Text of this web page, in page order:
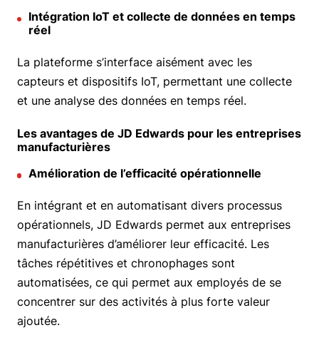
Intégration IoT et collecte de données en temps
réel
La plateforme s’interface aisément avec les
capteurs et dispositifs IoT, permettant une collecte
et une analyse des données en temps réel.
Les avantages de JD Edwards pour les entreprises
manufacturières
Amélioration de l’efficacité opérationnelle
En intégrant et en automatisant divers processus
opérationnels, JD Edwards permet aux entreprises
manufacturières d’améliorer leur efficacité. Les
tâches répétitives et chronophages sont
automatisées, ce qui permet aux employés de se
concentrer sur des activités à plus forte valeur
ajoutée.